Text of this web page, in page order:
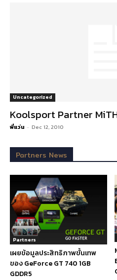
Uncategorized
Koolsport Partner
พี่แว่น - Dec 12, 2010
Partners News
Partners
เผยข้อมูลประสิทธิภาพขั้นเทพ
ของ GeForce GT 740 1GB
GDDR5